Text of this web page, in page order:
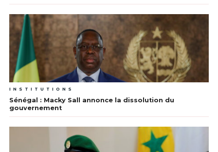
INSTITUTIONS
Sénégal : Macky Sall annonce la dissolution du
gouvernement